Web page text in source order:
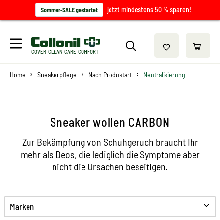
Sommer-SALE gestartet jetzt mindestens 50 % sparen!
COVER-CLEAN-CARE-COMFORT
Home Sneakerpflege Nach Produktart Neutralisierung
Sneaker wollen CARBON
Zur Bekämpfung von Schuhgeruch braucht Ihr
mehr als Deos, die lediglich die Symptome aber
nicht die Ursachen beseitigen.
Marken